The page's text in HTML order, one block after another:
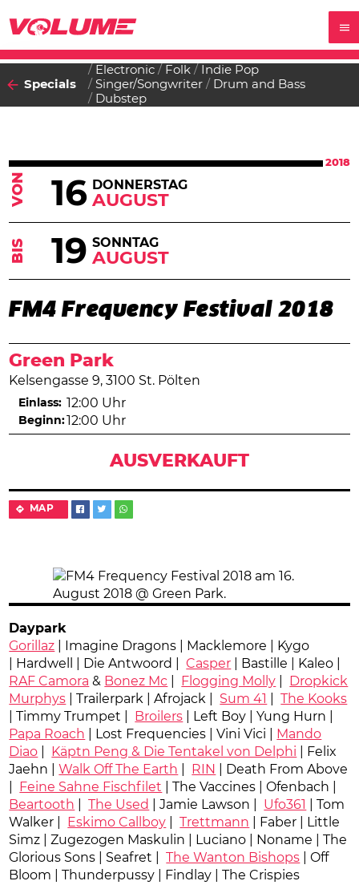
Specials
Electronic Folk
Indie Pop
Singer/Songwriter
Drum and Bass
Dubstep
2018
VON 16 DONNERSTAG
AUGUST
BIS 19 SONNTAG
AUGUST
FM4 Frequency Festival 2018
Green Park
Kelsengasse 9, 3100 St. Pölten
MAP
Einlass: 12:00 Uhr
Beginn: 12:00 Uhr
AUSVERKAUFT
Daypark
Gorillaz | Imagine Dragons | Macklemore | Kygo
| Hardwell | Die Antwoord |Casper | Bastille | Kaleo |
RAF Camora & Bonez Mc Flogging Molly
Dropkick
Murphys | Trailerpark | Afrojack | Sum 41
The Kooks
| Timmy Trumpet |
Broilers | Left Boy | Yung Hurn |
Papa Roach | Lost Frequencies | Vini Vici |
Mando
Diao
Käptn Peng & Die Tentakel von Delphi | Felix
Jaehn | Walk Off The Earth RIN
| Death From Above
Feine Sahne Fischfilet | The Vaccines | Ofenbach |
Beartooth
The Used | Jamie Lawson | Ufo361
| Tom
Walker |
Eskimo Callboy Trettmann | Faber | Little
Simz | Zugezogen Maskulin | Luciano | Noname | The
Glorious Sons | Seafret |
The Wanton Bishops | Off
Bloom | Thunderpussy | Findlay | The Crispies